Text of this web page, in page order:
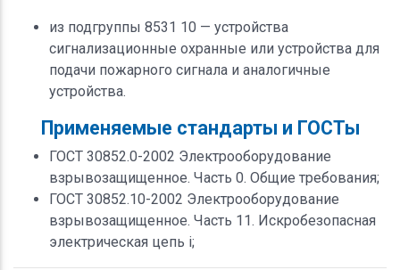
из подгруппы 8531 10 — устройства
сигнализационные охранные или устройства для
подачи пожарного сигнала и аналогичные
устройства.
Применяемые стандарты и ГОСТы
ГОСТ 30852.0-2002 Электрооборудование
взрывозащищенное. Часть 0. Общие требования;
ГОСТ 30852.10-2002 Электрооборудование
взрывозащищенное. Часть 11. Искробезопасная
электрическая цепь i;